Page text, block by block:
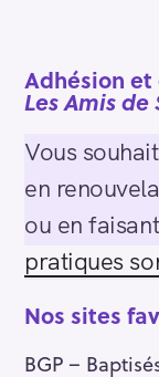
Adhésion et
Les Amis
Vous
en
ou en
pratiques
Nos sites
BGP –